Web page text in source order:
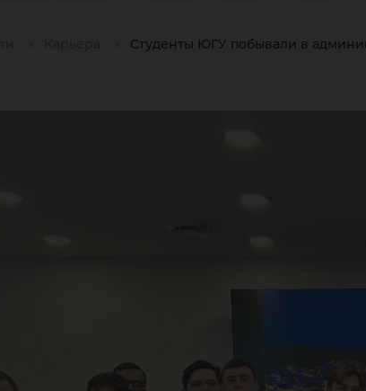
Студенты ЮГУ побывали в